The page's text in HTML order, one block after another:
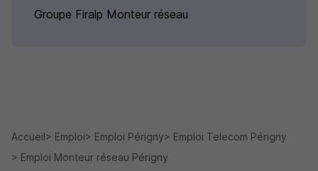
Groupe Firalp Monteur réseau
Accueil Emploi Emploi Périgny
Emploi Telecom Périgny
Emploi Monteur réseau Périgny